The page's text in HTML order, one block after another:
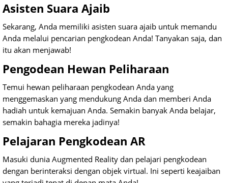
Asisten Suara Ajaib
Sekarang, Anda memiliki asisten suara ajaib untuk memandu
Anda melalui pencarian pengkodean Anda! Tanyakan saja, dan
itu akan menjawab!
Pengodean Hewan Peliharaan
Temui hewan peliharaan pengkodean Anda yang
menggemaskan yang mendukung Anda dan memberi Anda
hadiah untuk kemajuan Anda. Semakin banyak Anda belajar,
semakin bahagia mereka jadinya!
Pelajaran Pengkodean AR
Masuki dunia Augmented Reality dan pelajari pengkodean
dengan berinteraksi dengan objek virtual. Ini seperti keajaiban